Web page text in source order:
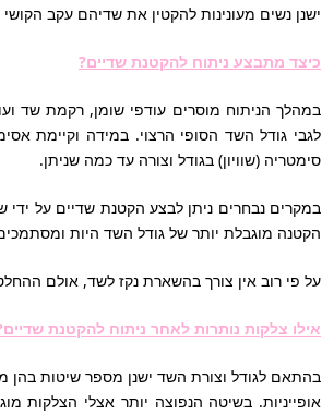
ישנן נשים מעונינות להקטין את שדיהם עקב
כיצד מתבצע ניתוח להקטנת שדיים?
במהלך הניתוח מוסרים עודפי שומן, רקמת שד
לגבי גודל השד הסופי הרצוי. במידה וקיימת
סימטריה (שוויון) בגודל וצורה עד כמה שניתן.
במקרים נבחרים ניתן לבצע הקטנת שדיים על
הקטנה מוגבלת יותר של גודל השד היות
על פי רוב אין צורך בהשארת נקז לשד, אולם
אילו צלקות נותרות לאחר ניתוח להקטנת
בהתאם לגודל וצורת השד ישנן מספר שיטות בהן
אופייניות. בשיטה הנפוצה יותר אצלי